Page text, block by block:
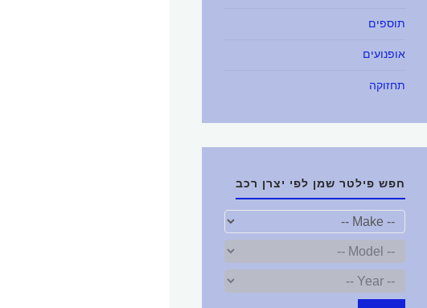
תוספים
אופנועים
תחזוקה
חפש פילטר שמן לפי יצרן רכב